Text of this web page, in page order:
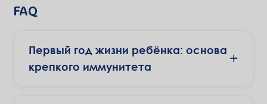
FAQ
Первый год жизни ребёнка: основа
крепкого иммунитета
+